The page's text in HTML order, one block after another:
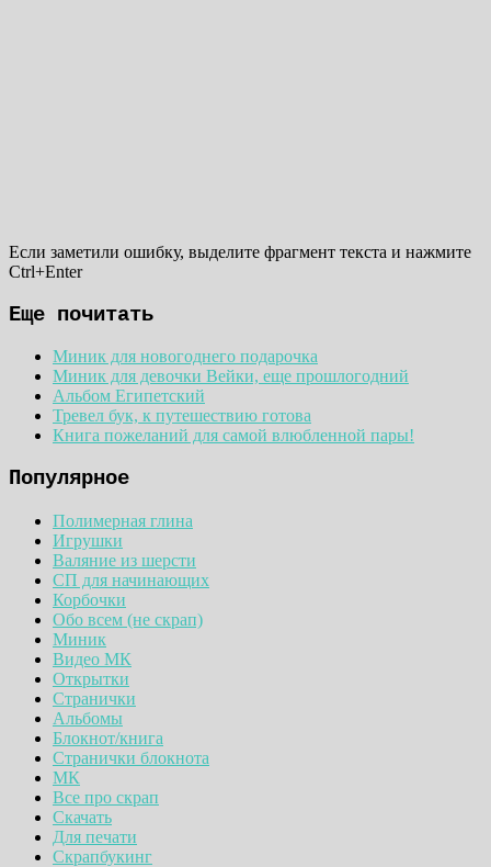
Если заметили ошибку, выделите фрагмент текста и нажмите
Ctrl+Enter
Еще почитать
Миник для новогоднего подарочка
Миник для девочки Вейки, еще прошлогодний
Альбом Египетский
Тревел бук, к путешествию готова
Книга пожеланий для самой влюбленной пары!
Популярное
Полимерная глина
Игрушки
Валяние из шерсти
СП для начинающих
Корбочки
Обо всем (не скрап)
Миник
Видео МК
Открытки
Странички
Альбомы
Блокнот/книга
Странички блокнота
МК
Все про скрап
Скачать
Для печати
Скрапбукинг